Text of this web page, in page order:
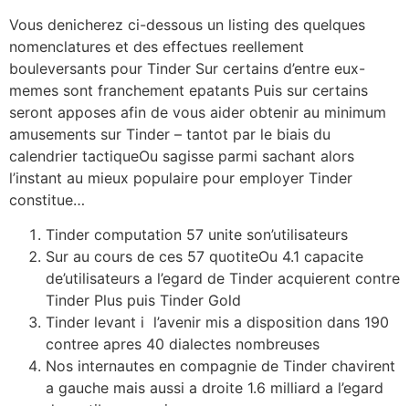
Vous denicherez ci-dessous un listing des quelques
nomenclatures et des effectues reellement
bouleversants pour Tinder Sur certains d’entre eux-
memes sont franchement epatants Puis sur certains
seront apposes afin de vous aider obtenir au minimum
amusements sur Tinder – tantot par le biais du
calendrier tactiqueOu sagisse parmi sachant alors
l’instant au mieux populaire pour employer Tinder
constitue…
Tinder computation 57 unite son’utilisateurs
Sur au cours de ces 57 quotiteOu 4.1 capacite
de’utilisateurs a l’egard de Tinder acquierent contre
Tinder Plus puis Tinder Gold
Tinder levant i l’avenir mis a disposition dans 190
contree apres 40 dialectes nombreuses
Nos internautes en compagnie de Tinder chavirent
a gauche mais aussi a droite 1.6 milliard a l’egard